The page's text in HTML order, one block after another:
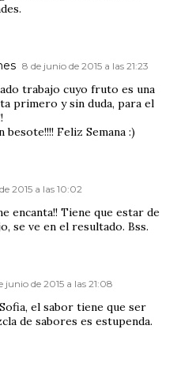
8 de junio de 2015 a las 21:23
trabajo cuyo fruto es una
primero y sin duda, para el
besote!!!! Feliz Semana :)
2015 a las 10:02
encanta!! Tiene que estar de
se ve en el resultado. Bss.
junio de 2015 a las 21:08
el sabor tiene que ser
de sabores es estupenda.